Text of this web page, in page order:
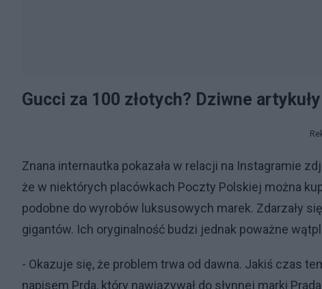
Gucci za 100 złotych? Dziwne
Znana internautka pokazała w relacji na Instagramie
że w niektórych placówkach Poczty Polskiej można
podobne do wyrobów luksusowych marek. Zdarzały
gigantów. Ich oryginalność budzi jednak poważne
- Okazuje się, że problem trwa od dawna. Jakiś czas
napisem Prda, który nawiązywał do słynnej marki